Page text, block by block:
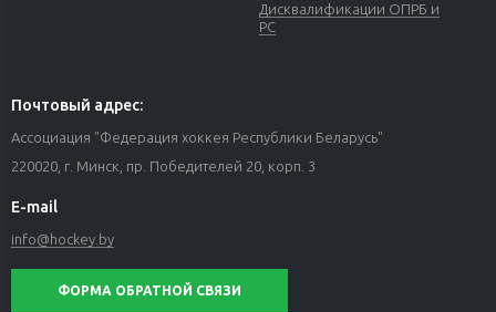
Дисквалификации ОПРБ и
РС
Почтовый адрес:
Ассоциация "Федерация хоккея Республики Беларусь"
220020, г. Минск, пр. Победителей 20, корп. 3
E-mail
info@hockey.by
ФОРМА ОБРАТНОЙ СВЯЗИ